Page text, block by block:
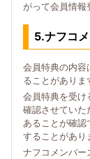
がって会員情報
5.ナフコ
会員特典の内容
ることがありま
会員特典を受け
確認させていた
あることが確認
することがあり
ナフコメンバー